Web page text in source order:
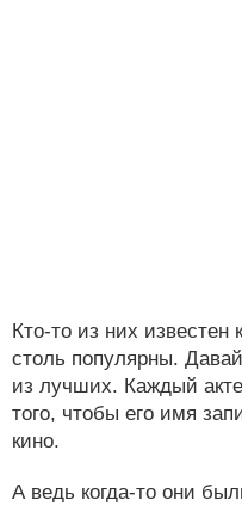
Кто-то из них известен
столь популярны.
из лучших. Каждый
того, чтобы его имя
кино.
А ведь когда-то они